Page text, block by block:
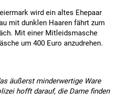
wird ein altes Ehepaar
mit dunklen Haaren fährt zum
Mit einer Mitleidsmasche
um 400 Euro anzudrehen.
äußerst minderwertige Ware
hofft darauf, die Dame finden